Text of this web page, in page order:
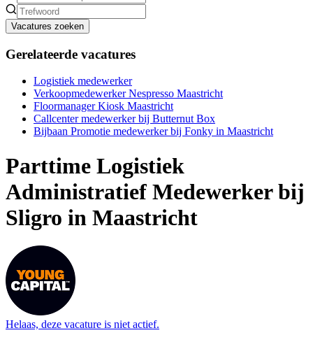
Vacatures zoeken
Gerelateerde vacatures
Logistiek medewerker
Verkoopmedewerker Nespresso Maastricht
Floormanager Kiosk Maastricht
Callcenter medewerker bij Butternut Box
Bijbaan Promotie medewerker bij Fonky in Maastricht
Parttime Logistiek
Administratief Medewerker bij
Sligro in Maastricht
Helaas, deze vacature is niet actief.